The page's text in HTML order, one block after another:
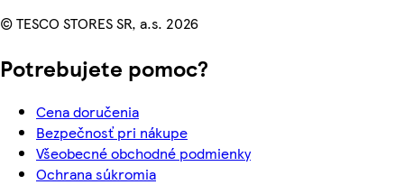
© TESCO STORES SR, a.s. 2026
Potrebujete pomoc?
Cena doručenia
Bezpečnosť pri nákupe
Všeobecné obchodné podmienky
Ochrana súkromia